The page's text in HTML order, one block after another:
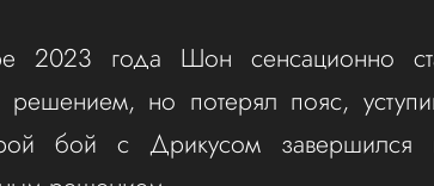
2023 года Шон сенсационно
но потерял пояс,
бой с Дрикусом завершился